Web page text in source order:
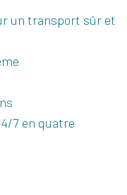
un transport sûr et
7 en quatre